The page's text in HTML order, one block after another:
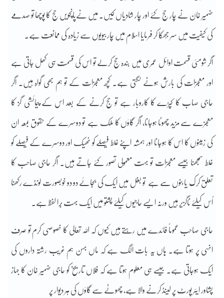
ضمیر خان نے چار حج کئے اور چار شادیاں کیں۔ میں نےپانچویں حج کا پوچھا تو صدمے
کی کیفیت میں سر جُھکا کر فرمایا اسلام میں چار بیویوں سے زیادہ کی ممانعت ہے۔
اگر شومئی قسمت اوائل عمری میں بندہ حج کرلے تو اس کی قسمت ہی کھل جاتی ہے
اور معجزات کی بارش ہونے لگتی ہے۔ کچھ معجزات کے تو ہم بھی گواہ ہیں۔ اگر
حاجی صاب کا کپڑے کا کاروبار ہے تو حج کرنے کے بعد اس کے پیمائشی گز کا
معجزے سے مزید چھوٹا ہوجانا، اگر گاؤں کا ملک ہے تو دوسرے کے حقوق بمعہ ان
کی زمینوں کا اس کا ہوجانا اور ہمشہ اپنے غلط فیصلے کو ٹھیک اور دوسرے کے فیصلے کو
غلط سمجھنا جیسے معجزات تو بہت معمولی تصور کئے جاتے ہیں۔ اگر حاجی صاحب کا
تعلق کرک یا بنوں سے ہے تو بغل میں ایک کی بجائے دو دو خوبصورت لونڈے رکھنا
اُس کیلئے ناگزیر ہیں ورنہ ایسے حاجیوں کیلئے پشتو میں ایک بہت بُرا لفظ ہے۔
حاجی صاحب عموماً فائدے میں رہتے ہیں کیوں کہ اللہ تعالی کا خصوصی کرم تو صرف
انہی پر ہوتا ہے۔ ہاں یہ بات الگ ہے کہ ماں بہن ہم غریب رشتہ داروں کی
ایک ہوجاتی ہے۔ جیسے ہی معلوم ہوتا ہے کہ فلاں تاریخ کو حاجی ضمیر خان کا جہاز
پشاور ایئر پورٹ پر لینڈ کرنے والا ہے، چھوٹے سے گاؤں کی ہر دیوار پر